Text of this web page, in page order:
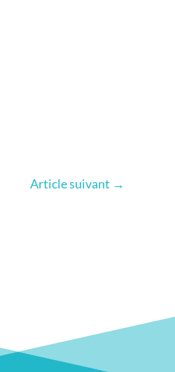
Article suivant →